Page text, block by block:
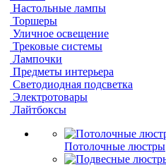
Настольные лампы
Торшеры
Уличное освещение
Трековые системы
Лампочки
Предметы интерьера
Светодиодная подсветка
Электротовары
Лайтбоксы
Потолочные люстры